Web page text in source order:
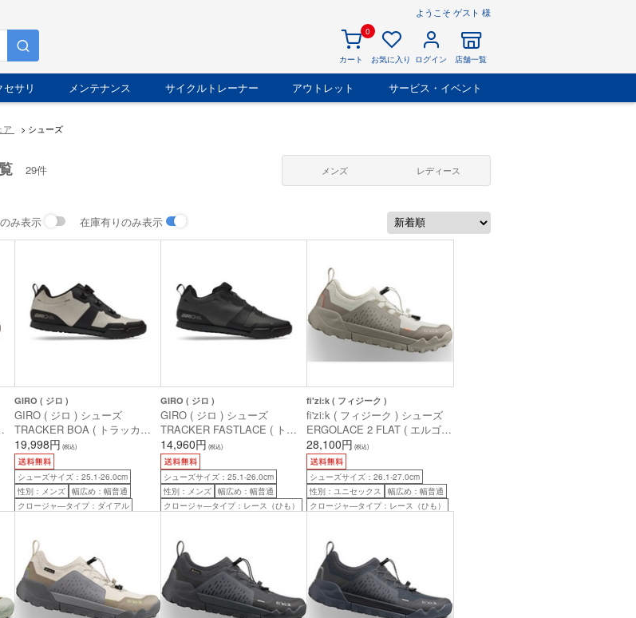
ようこそ ゲスト 様
0
カート お気に入り ログイン 店舗一覧
サリ メンテナンス サイクルトレーナー アウトレット サービス・イベント
ア > シューズ
29件 メンズ レディース
み表示 在庫有りのみ表示
GIRO ( ジロ )
GIRO ( ジロ ) シューズ
TRACKER BOA ( トラッカー
ボア ) ストーン 41 ( 25.5cm )
19,998円 (税込)
シューズサイズ：25.1-26.0cm
性別：メンズ 幅広め：幅普通
クロージャ―タイプ：ダイアル
GIRO ( ジロ )
GIRO ( ジロ ) シューズ
TRACKER FASTLACE ( トラ
ッカー ファストレース ) ブラ
ック 42 ( 26.0cm )
14,960円 (税込)
シューズサイズ：25.1-26.0cm
性別：メンズ 幅広め：幅普通
クロージャ―タイプ：レース（ひも）
fi'zi:k ( フィジーク )
fi'zi:k ( フィジーク ) シューズ
ERGOLACE 2 FLAT ( エルゴレ
ース 2 フラット ) オフホワイト
41.0 ( 26.4cm )
28,100円 (税込)
シューズサイズ：26.1-27.0cm
性別：ユニセックス
幅広め：幅普通
クロージャ―タイプ：レース（ひも）